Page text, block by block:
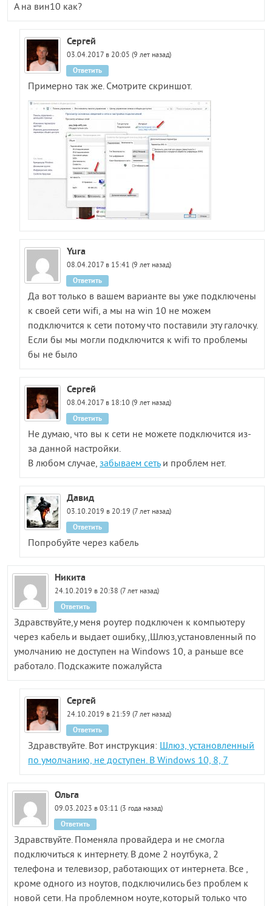
А на вин10 как?
Сергей
03.04.2017 в 20:05 (9 лет назад)
Примерно так же. Смотрите скриншот.
Ответить
Yura
08.04.2017 в 15:41 (9 лет назад)
Да вот только в вашем варианте вы уже подключены
к своей сети wifi, а мы на win 10 не можем
подключится к сети потому что поставили эту галочку.
Если бы мы могли подключится к wifi то проблемы
бы не было
Ответить
Сергей
08.04.2017 в 18:10 (9 лет назад)
Не думаю, что вы к сети не можете подключится из-
за данной настройки.
В любом случае,забываем сетьи проблем нет.
Ответить
Давид
03.10.2019 в 20:19 (7 лет назад)
Попробуйте через кабель
Ответить
Никита
24.10.2019 в 20:38 (7 лет назад)
Здравствуйте,у меня роутер подключен к компьютеру
через кабель и выдает ошибку,,Шлюз,установленный по
умолчанию не доступен на Windows 10, а раньше все
работало. Подскажите пожалуйста
Ответить
Сергей
24.10.2019 в 21:59 (7 лет назад)
Здравствуйте. Вот инструкция:Шлюз, установленный
по умолчанию, не доступен. В Windows 10, 8, 7
Ответить
Ольга
09.03.2023 в 03:11 (3 года назад)
Здравствуйте. Поменяла провайдера и не смогла
подключиться к интернету. В доме 2 ноутбука, 2
телефона и телевизор, работающих от интернета. Все ,
кроме одного из ноутов, подключились без проблем к
новой сети. На проблемном ноуте,который только что
Ответить